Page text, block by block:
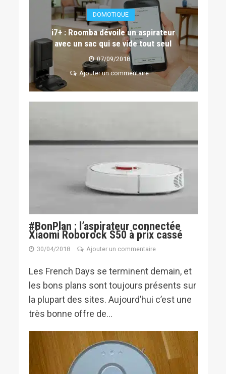
DOMOTIQUE
i7+ : Roomba dévoile un aspirateur
avec un sac qui se vide tout seul
07/09/2018
Ajouter un commentaire
#BonPlan : l’aspirateur connectée
Xiaomi Roborock S50 à prix cassé
30/04/2018 Ajouter un commentaire
Les French Days se terminent demain, et
les bons plans sont toujours présents sur
la plupart des sites. Aujourd’hui c’est une
très bonne offre de...